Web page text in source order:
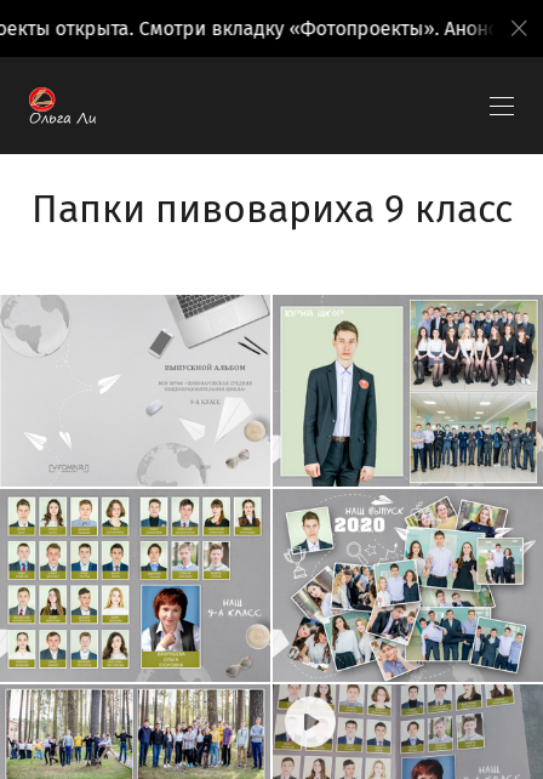
открыта. Смотри вкладку «Фотопроекты». Анонсы
Папки пивовариха 9 класс